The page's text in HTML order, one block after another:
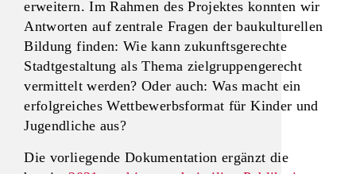
erweitern. Im Rahmen des Projektes konnten wir
Antworten auf zentrale Fragen der baukulturellen
Bildung finden: Wie kann zukunftsgerechte
Stadtgestaltung als Thema zielgruppengerecht
vermittelt werden? Oder auch: Was macht ein
erfolgreiches Wettbewerbsformat für Kinder und
Jugendliche aus?
Die vorliegende Dokumentation ergänzt die